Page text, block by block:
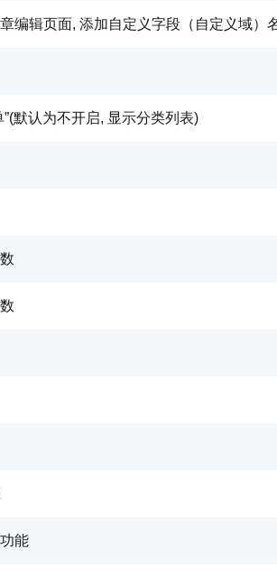
编辑页面, 添加自定义字段（自定义域
默认为不开启, 显示分类列表)
能